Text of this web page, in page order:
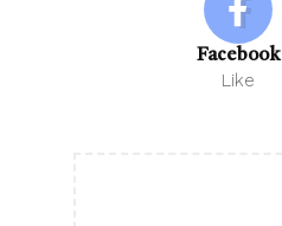
Facebook
Like